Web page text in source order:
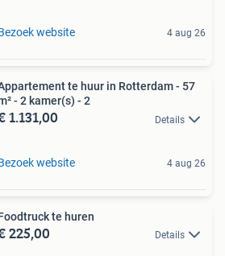
website 4 aug 26
te huur in Rotterdam - 57
- 2 kamer(s) - 2
1.131,00 Details
website 4 aug 26
te huren
225,00 Details